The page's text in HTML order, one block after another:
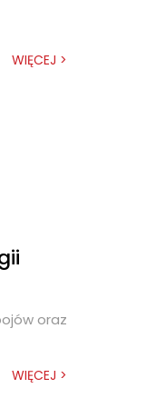
WIĘCEJ >
oraz
WIĘCEJ >